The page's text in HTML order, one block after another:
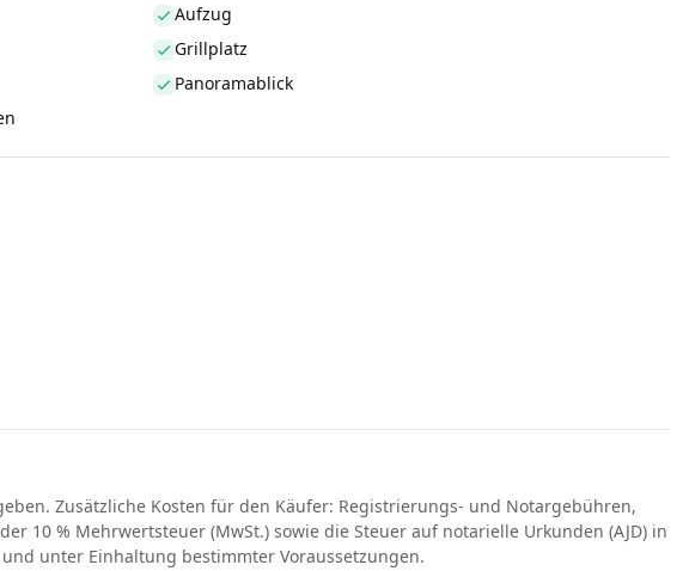
Aufzug
Grillplatz
Panoramablick
Zusätzliche Kosten für den Käufer: Registrierungs- und Notargebühren,
10 % Mehrwertsteuer (MwSt.) sowie die Steuer auf notarielle Urkunden (AJD) in
unter Einhaltung bestimmter Voraussetzungen.